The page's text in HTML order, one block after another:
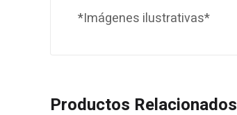
*Imágenes ilustrativas*
Productos Relacionados